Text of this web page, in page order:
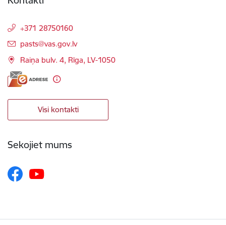
+371 28750160
E-pasts:
pasts@vas.gov.lv
Raiņa bulv. 4, Rīga, LV-1050
Visi kontakti
Sekojiet mums